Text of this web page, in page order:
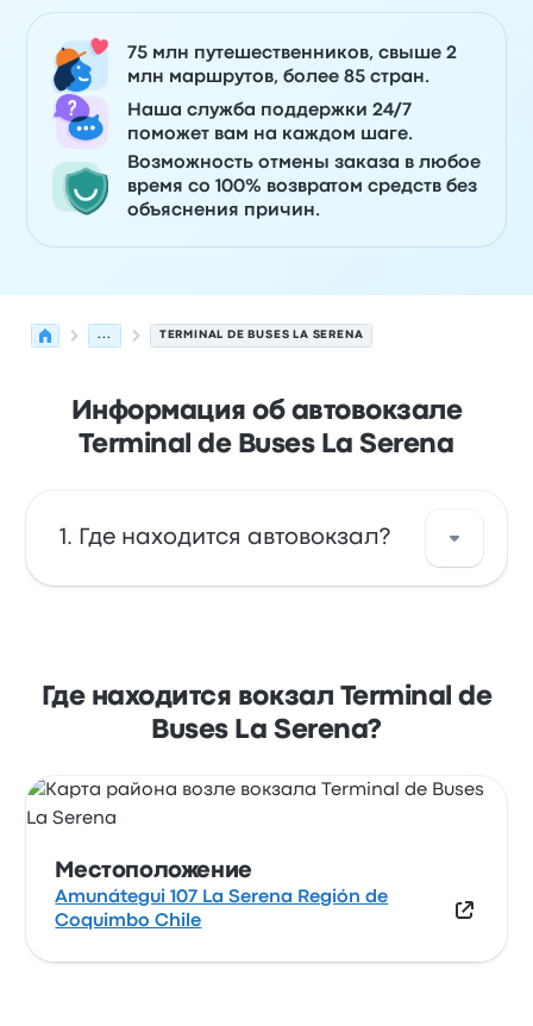
75 млн путешественников, свыше 2
млн маршрутов, более 85 стран.
Наша служба поддержки 24/7
поможет вам на каждом шаге.
Возможность отмены заказа в любое
время со 100% возвратом средств без
объяснения причин.
... TERMINAL DE BUSES LA SERENA
Информация об автовокзале
Terminal de Buses La Serena
Где находится автовокзал?
Coquimbo Chile. Посмотреть адрес на
Где находится вокзал Terminal de
Buses La Serena?
Местоположение
Amunátegui 107 La Serena Región de
Coquimbo Chile